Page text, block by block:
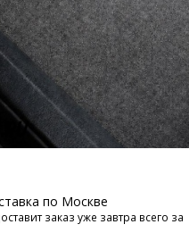
по Москве
заказ уже завтра всего за